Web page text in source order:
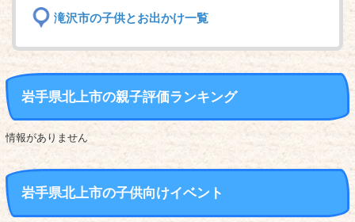
滝沢市の子供とお出かけ一覧
岩手県北上市の親子評価ランキング
情報がありません
岩手県北上市の子供向けイベント